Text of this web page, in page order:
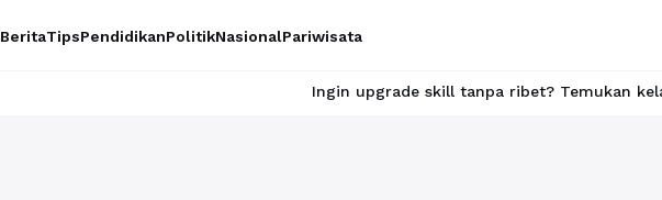
BeritaTipsPendidikanPolitikNasionalPariwisata
Ingin upgrade skill tanpa ribet? Temukan kelas seru